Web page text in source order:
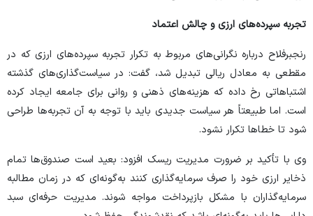
تجربه سپرده‌های ارزی و چالش اعتماد
رنجبرفلاح درباره نگرانی‌های مربوط به تکرار تجربه سپرده‌های ارزی که در
مقطعی به معادل ریالی تبدیل شد، گفت: در سیاست‌گذاری‌های گذشته
اشتباهاتی رخ داده که هزینه‌های ذهنی و روانی برای جامعه ایجاد کرده
است. اما طبیعتاً هر سیاست جدیدی باید با توجه به آن تجربه‌ها طراحی
شود تا خطاها تکرار نشود.
وی با تأکید بر ضرورت مدیریت ریسک افزود: بعید است صندوق‌ها تمام
ذخایر ارزی خود را صرف سرمایه‌گذاری کنند به‌گونه‌ای که در زمان مطالبه
سرمایه‌گذاران با مشکل بازپرداخت مواجه شوند. مدیریت حرفه‌ای سبد